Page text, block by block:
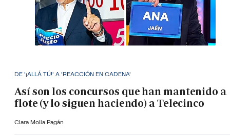
DE '¡ALLÁ TÚ!' A 'REACCIÓN EN CADENA'
Así son los concursos que han mantenido a
flote (y lo siguen haciendo) a Telecinco
Clara Molla Pagán